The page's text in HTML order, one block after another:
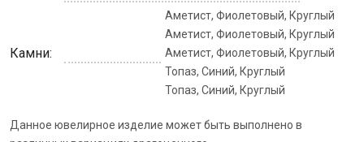
Камни:
Аметист, Фиолетовый, Круглый
Аметист, Фиолетовый, Круглый
Аметист, Фиолетовый, Круглый
Топаз, Синий, Круглый
Топаз, Синий, Круглый
Данное ювелирное изделие может быть выполнено в